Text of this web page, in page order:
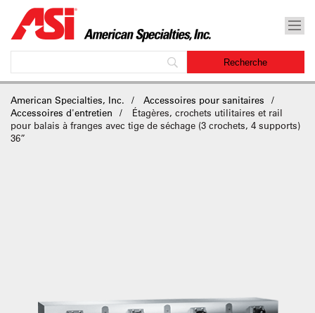
American Specialties, Inc.
Accessoires pour sanitaires
Accessoires d'entretien
Étagères, crochets utilitaires et rail
pour balais à franges avec tige de séchage (3 crochets, 4 supports)
36”